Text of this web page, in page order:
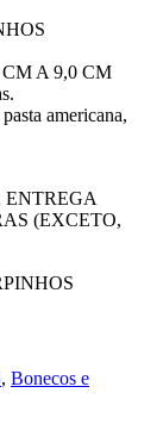
A 9,0 CM
americana,
ENTREGA
(EXCETO,
, Bonecos e